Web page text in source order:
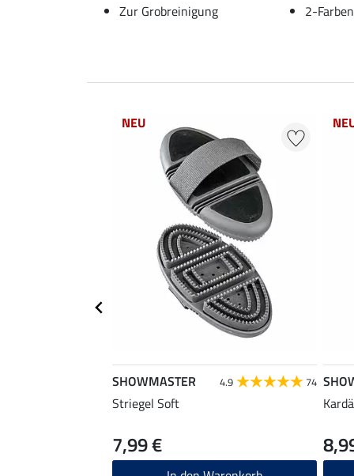
Zur Grobreinigung
2-
NEU
SHOWMASTER 4.9 74
Striegel Soft
7,99 €